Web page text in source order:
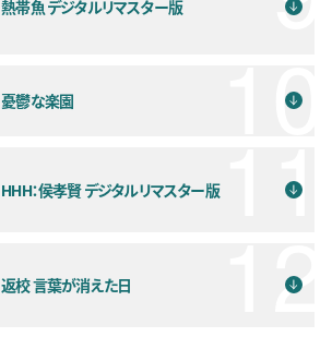
熱帯魚 デジタルリマスター版
憂鬱な楽園
HHH：侯孝賢 デジタルリマスター版
返校 言葉が消えた日